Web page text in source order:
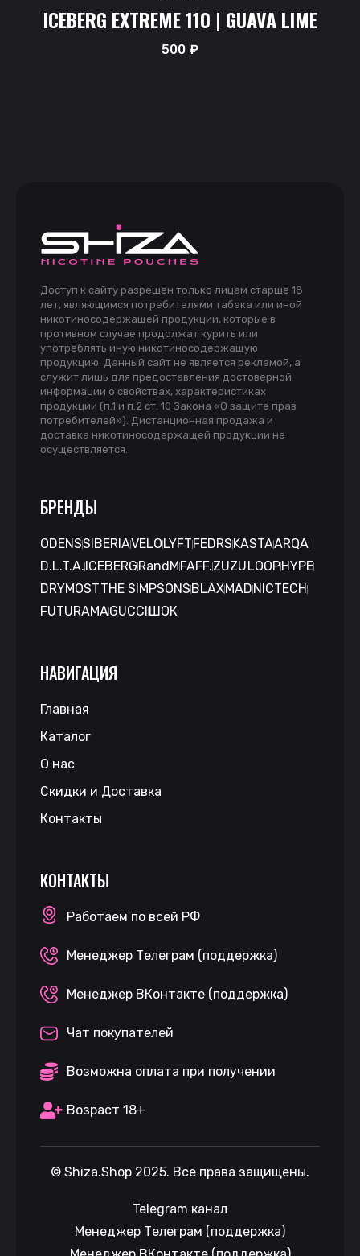
ICEBERG EXTREME 110 | GUAVA LIME
500₽
Доступ к сайту разрешен только лицам старше 18
лет, являющимся потребителями табака или иной
никотиносодержащей продукции, которые в
противном случае продолжат курить или
употреблять иную никотиносодержащую
продукцию. Данный сайт не является рекламой, а
служит лишь для предоставления достоверной
информации о свойствах, характеристиках
продукции (п.1 и п.2 ст. 10 Закона «О защите прав
потребителей»). Дистанционная продажа и
доставка никотиносодержащей продукции не
осуществляется.
БРЕНДЫ
ODENSSIBERIAVELO LYFT FEDRS KASTAARQA
D.L.T.A. ICEBERG RandM FAFF.ZUZU LOOPHYPE
DRYMOSTTHE SIMPSONS BLAXMAD NICTECH
FUTURAMAGUCCI ШОК
НАВИГАЦИЯ
Главная
Каталог
О нас
Скидки и Доставка
Контакты
КОНТАКТЫ
Работаем по всей РФ
Менеджер Телеграм (поддержка)
Менеджер ВКонтакте (поддержка)
Чат покупателей
Возможна оплата при получении
Возраст 18+
© Shiza.Shop 2025. Все права защищены.
Telegram канал
Менеджер Телеграм (поддержка)